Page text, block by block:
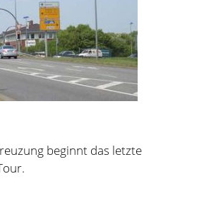
beginnt das letzte